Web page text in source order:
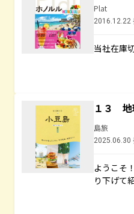
Plat
2016.12.22
当社在庫
１３
島旅
2025.06.30
ようこそ
り下げて